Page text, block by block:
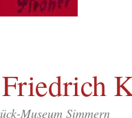
Museum Simmern